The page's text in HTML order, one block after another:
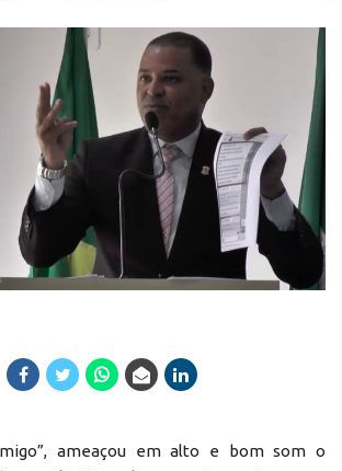
ameaçou em alto e bom som o